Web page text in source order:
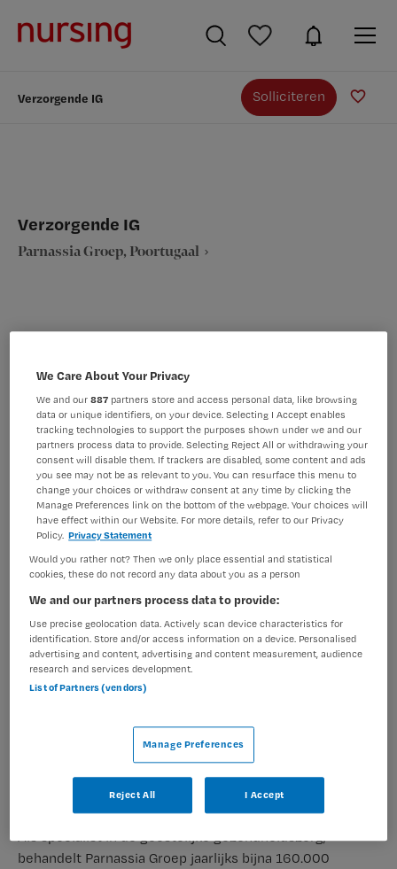
Verzorgende IG Solliciteren
Verzorgende IG
Parnassia Groep, Poortugaal
Verpleegkunde
BRANCHE
Zelfstandige kliniek
AANSTELLING
Niet nader bepaald
PLAATSINGSDATUM
14 juni 2025
NIVEAU
MBO
ERVARING
Niet nader bepaald
DIENSTVERBAND
Vacature niet beschikbaar
Deze vacature Verzorgende IG bij Parnassia Groep is niet
meer actueel. Hieronder staan enkele vergelijkbare
vacatures die voor u wellicht interessant zijn.
behandelt Parnassia Groep jaarlijks bijna 160.000
We Care About Your Privacy
We and our887 partners store and access personal data, like browsing
data or unique identifiers, on your device. Selecting I Accept enables
tracking technologies to support the purposes shown under we and our
partners process data to provide. Selecting Reject All or withdrawing your
consent will disable them. If trackers are disabled, some content and ads
you see may not be as relevant to you. You can resurface this menu to
change your choices or withdraw consent at any time by clicking the
Manage Preferences link on the bottom of the webpage. Your choices will
have effect within our Website. For more details, refer to our Privacy
Policy. Privacy Statement
Would you rather not? Then we only place essential and statistical
cookies, these do not record any data about you as a person
We and our partners process data to provide:
Use precise geolocation data. Actively scan device characteristics for
identification. Store and/or access information on a device. Personalised
advertising and content, advertising and content measurement, audience
research and services development.
List of Partners (vendors)
Manage Preferences
Reject All I Accept